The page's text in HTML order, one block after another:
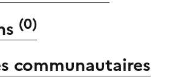
(0)
communautaires